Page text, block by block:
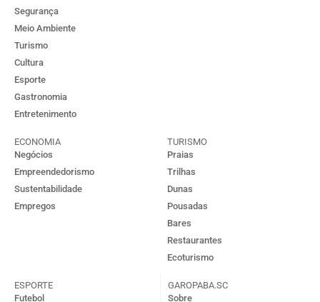
Segurança
Meio Ambiente
Turismo
Cultura
Esporte
Gastronomia
Entretenimento
ECONOMIA
Negócios
Empreendedorismo
Sustentabilidade
Empregos
TURISMO
Praias
Trilhas
Dunas
Pousadas
Bares
Restaurantes
Ecoturismo
ESPORTE
Futebol
GAROPABA.SC
Sobre